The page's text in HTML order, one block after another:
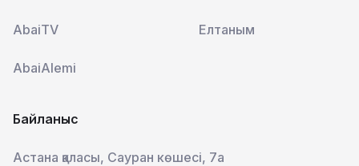
AbaiTV Елтаным
AbaiAlemi
Байланыс
Астана қаласы, Сауран көшесі, 7а